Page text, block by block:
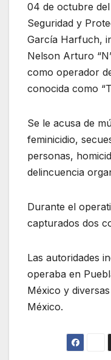
04 de octubre
Seguridad y
García Harfuch,
Nelson Arturo
como operador
conocida como
Se le acusa de
feminicidio,
personas,
delincuencia
Durante el
capturados dos
Las autoridades
operaba en
México y
México.